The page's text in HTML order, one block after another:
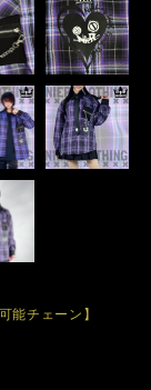
能チェーン】